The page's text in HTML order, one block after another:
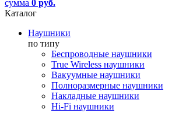
сумма 0 руб.
Каталог
Наушники
по типу
Беспроводные наушники
True Wireless наушники
Вакуумные наушники
Полноразмерные наушники
Накладные наушники
Hi-Fi наушники